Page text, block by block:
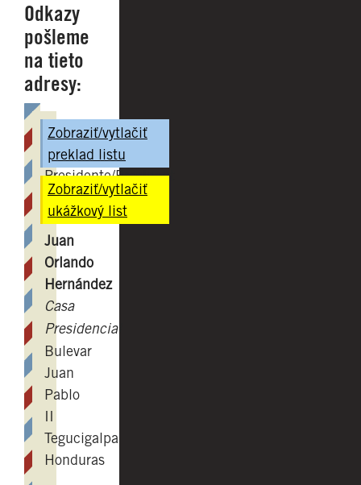
Odkazy
pošleme
na tieto
adresy:
Dear
President/Sr.
Presidente/President
Sr.
Presidente
Juan
Orlando
Hernández
Casa
Presidencial
Bulevar
Juan
Pablo
II
Tegucigalpa
Honduras
Zobraziť/vytlačiť
preklad listu
Zobraziť/vytlačiť
ukážkový list